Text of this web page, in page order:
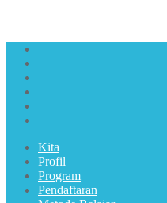
Kita
Profil
Program
Pendaftaran